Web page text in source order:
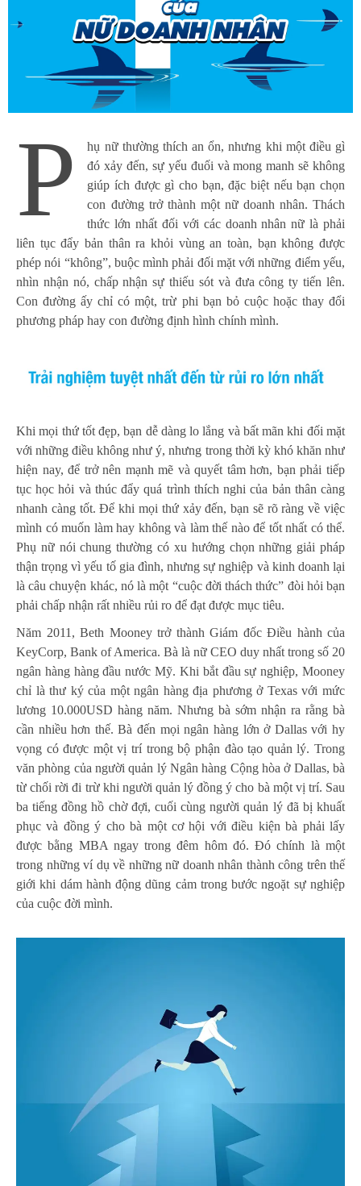
P
hụ nữ thường thích an ổn, nhưng khi một điều gì
đó xảy đến, sự yếu đuối và mong manh sẽ không
giúp ích được gì cho bạn, đặc biệt nếu bạn chọn
con đường trở thành một nữ doanh nhân. Thách
thức lớn nhất đối với các doanh nhân nữ là phải
liên tục đẩy bản thân ra khỏi vùng an toàn, bạn không được
phép nói “không”, buộc mình phải đối mặt với những điểm yếu,
nhìn nhận nó, chấp nhận sự thiếu sót và đưa công ty tiến lên.
Con đường ấy chỉ có một, trừ phi bạn bỏ cuộc hoặc thay đổi
phương pháp hay con đường định hình chính mình.
Khi mọi thứ tốt đẹp, bạn dễ dàng lo lắng và bất mãn khi đối mặt
với những điều không như ý, nhưng trong thời kỳ khó khăn như
hiện nay, để trở nên mạnh mẽ và quyết tâm hơn, bạn phải tiếp
tục học hỏi và thúc đẩy quá trình thích nghi của bản thân càng
nhanh càng tốt. Để khi mọi thứ xảy đến, bạn sẽ rõ ràng về việc
mình có muốn làm hay không và làm thế nào để tốt nhất có thể.
Phụ nữ nói chung thường có xu hướng chọn những giải pháp
thận trọng vì yếu tố gia đình, nhưng sự nghiệp và kinh doanh lại
là câu chuyện khác, nó là một “cuộc đời thách thức” đòi hỏi bạn
phải chấp nhận rất nhiều rủi ro để đạt được mục tiêu.
Năm 2011, Beth Mooney trở thành Giám đốc Điều hành của
KeyCorp, Bank of America. Bà là nữ CEO duy nhất trong số 20
ngân hàng hàng đầu nước Mỹ. Khi bắt đầu sự nghiệp, Mooney
chỉ là thư ký của một ngân hàng địa phương ở Texas với mức
lương 10.000USD hàng năm. Nhưng bà sớm nhận ra rằng bà
cần nhiều hơn thế. Bà đến mọi ngân hàng lớn ở Dallas với hy
vọng có được một vị trí trong bộ phận đào tạo quản lý. Trong
văn phòng của người quản lý Ngân hàng Cộng hòa ở Dallas, bà
từ chối rời đi trừ khi người quản lý đồng ý cho bà một vị trí. Sau
ba tiếng đồng hồ chờ đợi, cuối cùng người quản lý đã bị khuất
phục và đồng ý cho bà một cơ hội với điều kiện bà phải lấy
được bằng MBA ngay trong đêm hôm đó. Đó chính là một
trong những ví dụ về những nữ doanh nhân thành công trên thế
giới khi dám hành động dũng cảm trong bước ngoặt sự nghiệp
của cuộc đời mình.